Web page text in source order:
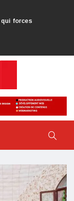
du président